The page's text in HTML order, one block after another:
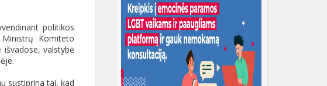
politikos
Komiteto
valstybė
sustiprina tai, kad